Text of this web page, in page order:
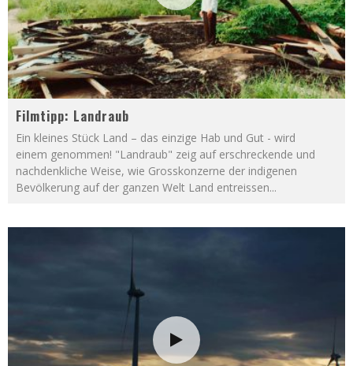
Filmtipp: Landraub
Ein kleines Stück Land – das einzige Hab und Gut - wird
einem genommen! "Landraub" zeig auf erschreckende und
nachdenkliche Weise, wie Grosskonzerne der indigenen
Bevölkerung auf der ganzen Welt Land entreissen...